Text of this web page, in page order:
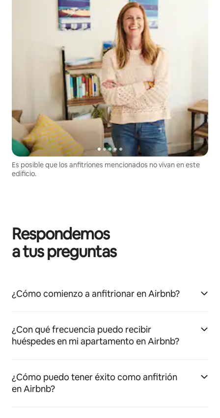
Es posible que los anfitriones mencionados no vivan en este
edificio.
Respondemos
a tus preguntas
¿Cómo comienzo a anfitrionar en Airbnb?
¿Con qué frecuencia puedo recibir
huéspedes en mi apartamento en Airbnb?
¿Cómo puedo tener éxito como anfitrión
en Airbnb?